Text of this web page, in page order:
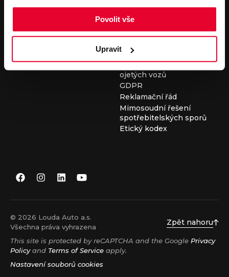
Povolit vše
Upravit
vozidel
Všeobecné obchodní
podmínky pro provádění
servisních prací
Všeobecné obchodní
podmínky při nákupu
ojetých vozů
GDPR
Reklamační řád
Mimosoudní řešení
spotřebitelských sporů
Etický kodex
© 2026 Louda Auto a.s.
Všechna práva vyhrazena
Zpět nahoru
This site is protected by reCAPTCHA and the Google Privacy
Policyand Terms of Service apply.
Nastavení souborů cookies